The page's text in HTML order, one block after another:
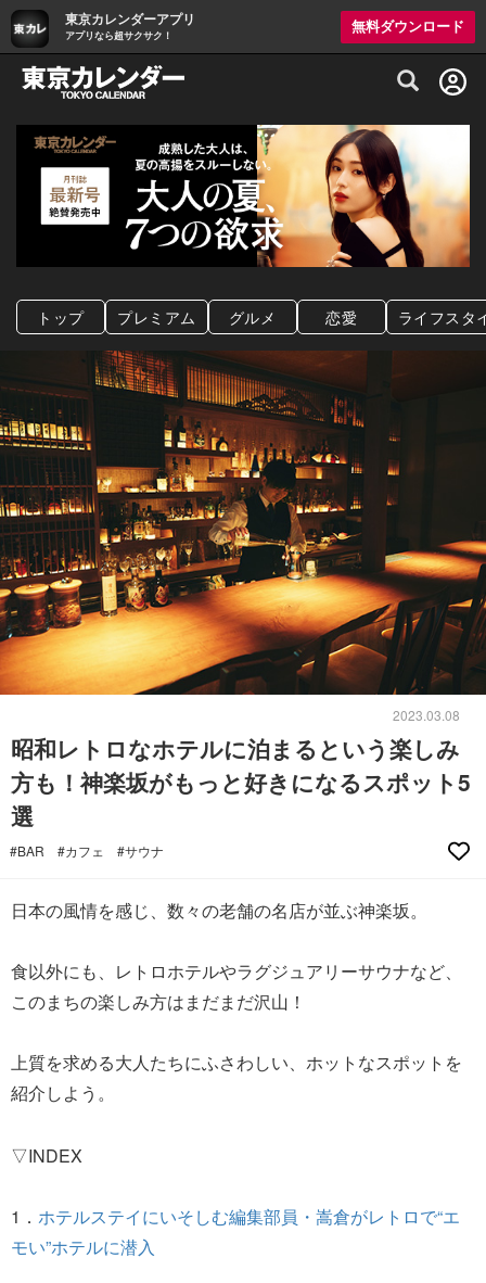
東京カレンダーアプリ
アプリなら超サクサク！
無料ダウンロード
グルメ情報・プレミアムレストラン予約
トップ プレミアム グルメ 恋愛 ライフスタ
2023.03.08
昭和レトロなホテルに泊まるという楽しみ
方も！神楽坂がもっと好きになるスポット5
選
#BAR #カフェ #サウナ
日本の風情を感じ、数々の老舗の名店が並ぶ神楽坂。
食以外にも、レトロホテルやラグジュアリーサウナなど、
このまちの楽しみ方はまだまだ沢山！
上質を求める大人たちにふさわしい、ホットなスポットを
紹介しよう。
▽INDEX
1． ホテルステイにいそしむ編集部員・嵩倉がレトロで“エ
モい”ホテルに潜入